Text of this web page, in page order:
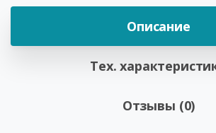
Описание
Тех.
Отзывы (0)